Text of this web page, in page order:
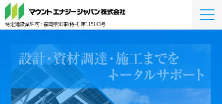
特定建設業許可 : 福岡県知事(特-4) 第115143号